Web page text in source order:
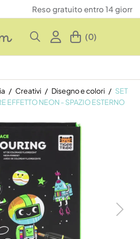
entro 14 giorni
(0)
Creativi Disegno e colori
SET
EFFETTO NEON - SPAZIO ESTERNO